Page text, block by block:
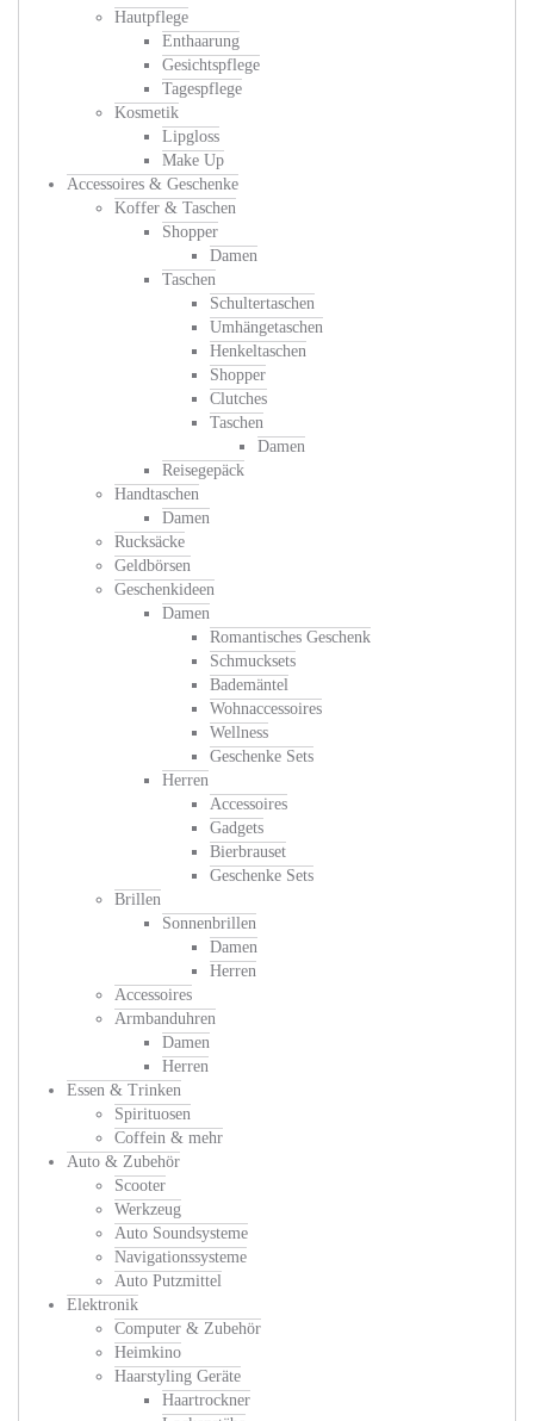
Hautpflege
Enthaarung
Gesichtspflege
Tagespflege
Kosmetik
Lipgloss
Make Up
Accessoires & Geschenke
Koffer & Taschen
Shopper
Damen
Taschen
Schultertaschen
Umhängetaschen
Henkeltaschen
Shopper
Clutches
Taschen
Damen
Reisegepäck
Handtaschen
Damen
Rucksäcke
Geldbörsen
Geschenkideen
Damen
Romantisches Geschenk
Schmucksets
Bademäntel
Wohnaccessoires
Wellness
Geschenke Sets
Herren
Accessoires
Gadgets
Bierbrauset
Geschenke Sets
Brillen
Sonnenbrillen
Damen
Herren
Accessoires
Armbanduhren
Damen
Herren
Essen & Trinken
Spirituosen
Coffein & mehr
Auto & Zubehör
Scooter
Werkzeug
Auto Soundsysteme
Navigationssysteme
Auto Putzmittel
Elektronik
Computer & Zubehör
Heimkino
Haarstyling Geräte
Haartrockner